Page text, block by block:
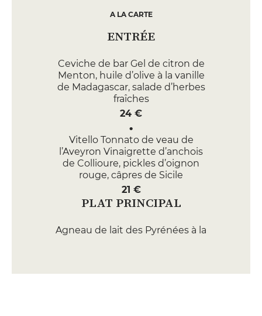
A LA CARTE
ENTRÉE
Ceviche de bar Gel de citron de
Menton, huile d’olive à la vanille
de Madagascar, salade d’herbes
fraîches
24 €
Vitello Tonnato de veau de
l’Aveyron Vinaigrette d’anchois
de Collioure, pickles d’oignon
rouge, câpres de Sicile
21 €
PLAT PRINCIPAL
Agneau de lait des Pyrénées à la